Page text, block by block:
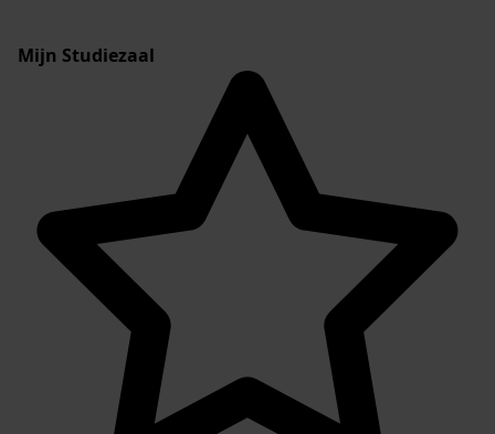
Mijn Studiezaal